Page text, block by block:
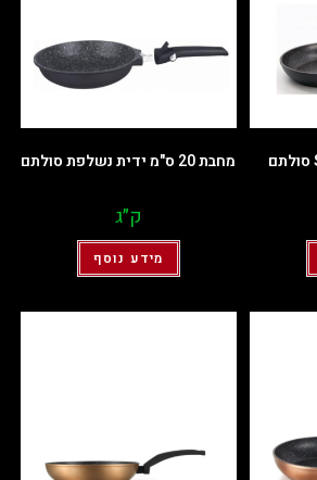
מחבת 20 ס"מ ידית נשלפת סולתם
ק״ג
מידע נוסף